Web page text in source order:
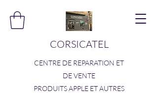
CORSICATEL
CENTRE DE REPARATION ET
DE VENTE
PRODUITS APPLE ET AUTRES